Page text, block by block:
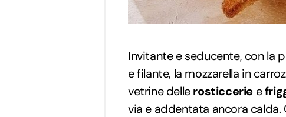
Invitante e seducente, con la
e filante, la mozzarella in
vetrine dellerosticcerie e
via e addentata ancora